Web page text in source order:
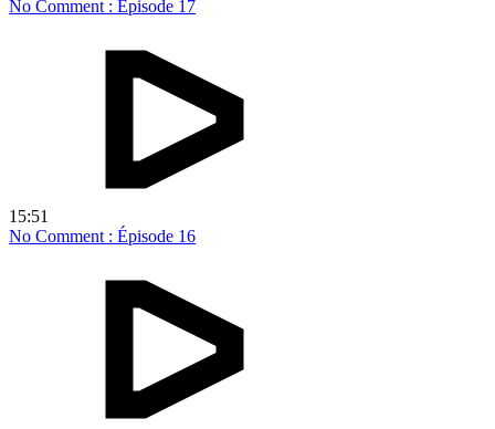
No Comment : Épisode 17
15:51
No Comment : Épisode 16